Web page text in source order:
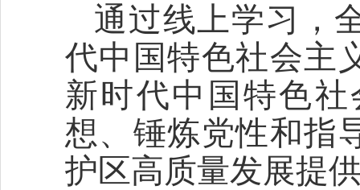
通过线上学习，
代中国特色社会主
新时代中国特色
想、锤炼党性和指
护区高质量发展提